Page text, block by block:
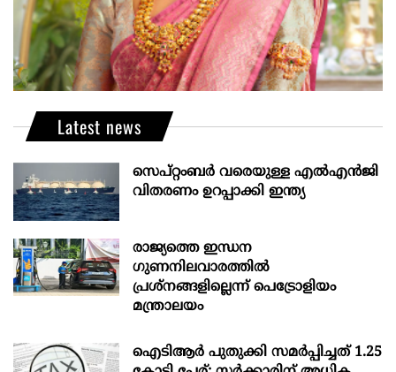
Latest news
സെപ്റ്റംബർ വരെയുള്ള എൽഎൻജി
വിതരണം ഉറപ്പാക്കി ഇന്ത്യ
രാജ്യത്തെ ഇന്ധന
ഗുണനിലവാരത്തില്‍
പ്രശ്‌നങ്ങളില്ലെന്ന് പെട്രോളിയം
മന്ത്രാലയം
ഐടിആര്‍ പുതുക്കി സമർപ്പിച്ചത് 1.25